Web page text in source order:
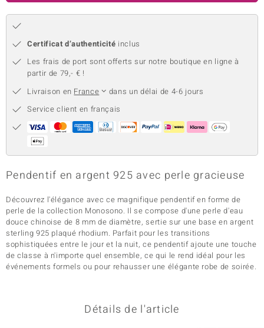
Certificat d’authenticité inclus
Les frais de port sont offerts sur notre boutique en ligne à
partir de 79,- € !
Livraison en France
dans un délai de 4-6 jours
Service client en français
Pendentif en argent 925 avec perle gracieuse
Découvrez l'élégance avec ce magnifique pendentif en forme de
perle de la collection Monosono. Il se compose d'une perle d'eau
douce chinoise de 8 mm de diamètre, sertie sur une base en argent
sterling 925 plaqué rhodium. Parfait pour les transitions
sophistiquées entre le jour et la nuit, ce pendentif ajoute une touche
de classe à n'importe quel ensemble, ce qui le rend idéal pour les
événements formels ou pour rehausser une élégante robe de soirée.
Détails de l'article